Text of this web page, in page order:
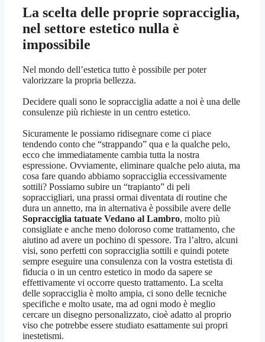
La scelta delle proprie sopracciglia,
nel settore estetico nulla è
impossibile
Nel mondo dell’estetica tutto è possibile per poter
valorizzare la propria bellezza.
Decidere quali sono le sopracciglia adatte a noi è una delle
consulenze più richieste in un centro estetico.
Sicuramente le possiamo ridisegnare come ci piace
tendendo conto che “strappando” qua e la qualche pelo,
ecco che immediatamente cambia tutta la nostra
espressione. Ovviamente, eliminare qualche pelo aiuta, ma
cosa fare quando abbiamo sopracciglia eccessivamente
sottili? Possiamo subire un “trapianto” di peli
sopraccigliari, una prassi ormai diventata di routine che
dura un annetto, ma in alternativa è possibile avere delle
Sopracciglia tatuate Vedano al Lambro, molto più
consigliate e anche meno doloroso come trattamento, che
aiutino ad avere un pochino di spessore. Tra l’altro, alcuni
visi, sono perfetti con sopracciglia sottili e quindi potete
sempre eseguire una consulenza con la vostra estetista di
fiducia o in un centro estetico in modo da sapere se
effettivamente vi occorre questo trattamento. La scelta
delle sopracciglia è molto ampia, ci sono delle tecniche
specifiche e molto usate, ma ad ogni modo è meglio
cercare un disegno personalizzato, cioè adatto al proprio
viso che potrebbe essere studiato esattamente sui propri
inestetismi.